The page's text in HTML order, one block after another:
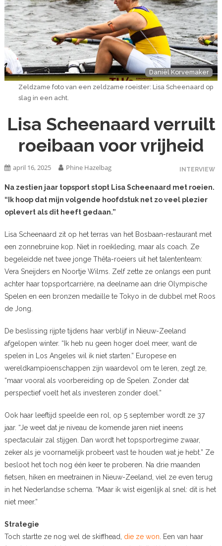
Daniël Korvemaker
Zeldzame foto van een zeldzame roeister: Lisa Scheenaard op
slag in een acht.
Lisa Scheenaard verruilt
roeibaan voor vrijheid
INTERVIEW
april 16, 2025 Phine Hazelbag
Na zestien jaar topsport stopt Lisa Scheenaard met roeien.
“Ik hoop dat mijn volgende hoofdstuk net zo veel plezier
oplevert als dit heeft gedaan.”
Lisa Scheenaard zit op het terras van het Bosbaan-restaurant met
een zonnebruine kop. Niet in roeikleding, maar als coach. Ze
begeleidde net twee jonge Thêta-roeiers uit het talententeam:
Vera Sneijders en Noortje Wilms. Zelf zette ze onlangs een punt
achter haar topsportcarrière, na deelname aan drie Olympische
Spelen en een bronzen medaille te Tokyo in de dubbel met Roos
de Jong.
De beslissing rijpte tijdens haar verblijf in Nieuw-Zeeland
afgelopen winter. “Ik heb nu geen hoger doel meer, want de
spelen in Los Angeles wil ik niet starten.” Europese en
wereldkampioenschappen zijn waardevol om te leren, zegt ze,
“maar vooral als voorbereiding op de Spelen. Zonder dat
perspectief voelt het als investeren zonder doel.”
Ook haar leeftijd speelde een rol, op 5 september wordt ze 37
jaar. “Je weet dat je niveau de komende jaren niet ineens
spectaculair zal stijgen. Dan wordt het topsportregime zwaar,
zeker als je voornamelijk probeert vast te houden wat je hebt.” Ze
besloot het toch nog één keer te proberen. Na drie maanden
fietsen, hiken en meetrainen in Nieuw-Zeeland, viel ze even terug
in het Nederlandse schema. “Maar ik wist eigenlijk al snel: dit is het
niet meer.”
Strategie
Toch startte ze nog wel de skiffhead, die ze won . Een van haar